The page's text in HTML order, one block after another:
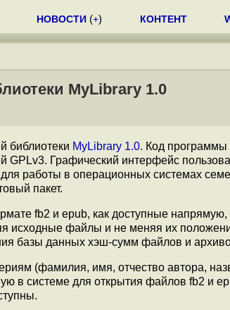
НОВОСТИ (+) КОНТЕНТ
MyLibrary 1.0
библиотеки MyLibrary 1.0. Код программы
GPLv3. Графический интерфейс
работы в операционных системах
пакет.
fb2 и epub, как доступные
исходные файлы и не меняя их
базы данных хэш-сумм файлов и
(фамилия, имя, отчество автора,
в системе для открытия файлов fb2 и